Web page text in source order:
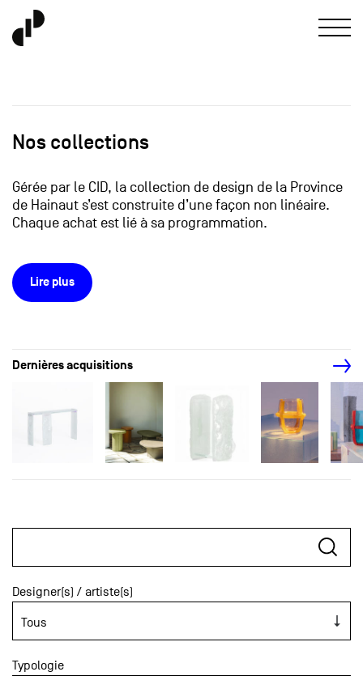
Nos collections
Gérée par le CID, la collection de design de la Province
de Hainaut s’est construite d’une façon non linéaire.
Chaque achat est lié à sa programmation.
Lire plus
Dernières acquisitions
Designer(s) / artiste(s)
Typologie